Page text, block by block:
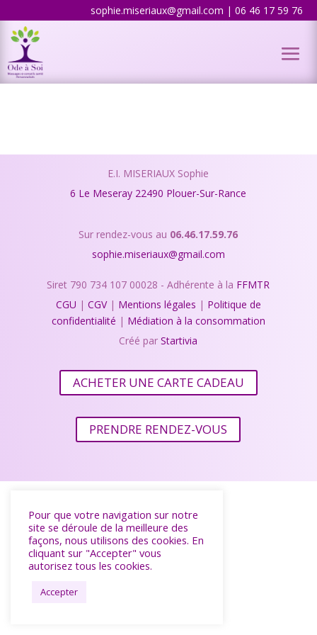
sophie.miseriaux@gmail.com | 06 46 17 59 76
E.I. MISERIAUX Sophie
6 Le Meseray 22490 Plouer-Sur-Rance
Sur rendez-vous au 06.46.17.59.76
sophie.miseriaux@gmail.com
Siret 790 734 107 00028 - Adhérente à la FFMTR
CGU | CGV| Mentions légales | Politique de
confidentialité | Médiation à la consommation
Créé parStartivia
ACHETER UNE CARTE CADEAU
PRENDRE RENDEZ-VOUS
Pour que votre navigation sur notre
site se déroule de la meilleure des
façons, nous utilisons des cookies. En
cliquant sur "Accepter" vous
autorisez tous les cookies.
Accepter